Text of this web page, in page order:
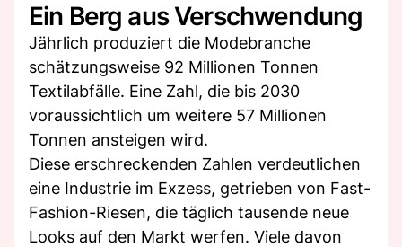
Ein Berg aus Verschwendung
Jährlich produziert die Modebranche
schätzungsweise 92 Millionen Tonnen
Textilabfälle. Eine Zahl, die bis 2030
voraussichtlich um weitere 57 Millionen
Tonnen ansteigen wird.
Diese erschreckenden Zahlen verdeutlichen
eine Industrie im Exzess, getrieben von Fast-
Fashion-Riesen, die täglich tausende neue
Looks auf den Markt werfen. Viele davon